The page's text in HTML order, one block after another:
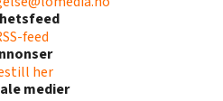
feed
her
medier